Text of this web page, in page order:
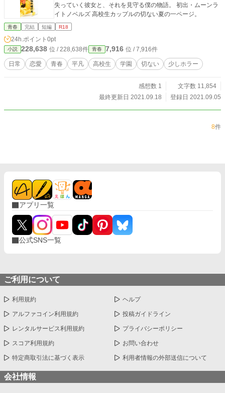
失っていく彼女と、それを見守る僕の物語。 初出・ムーンラ
イトノベルズ 高校生カップルの切ない夏の一ページ。
青春 完結 短編 R18
24h.ポイント 0pt
小説 228,638 位 / 228,638件 青春 7,916 位 / 7,916件
日常 恋愛 青春 平凡 高校生 学園 切ない 少しホラー
感想数 1
文字数 11,854
最終更新日 2021.09.18
登録日 2021.09.05
8件
アプリ一覧
公式SNS一覧
ご利用について
利用規約 ヘルプ
アルファコイン利用規約 投稿ガイドライン
レンタルサービス利用規約 プライバシーポリシー
スコア利用規約 お問い合わせ
特定商取引法に基づく表示 利用者情報の外部送信について
会社情報